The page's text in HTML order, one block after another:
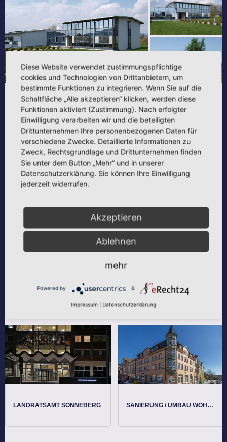
AUFTRAGGEBER FREIANLAGEN
FREIANLAGEN
PRIVAT
NEUBAU
NEUBAU
GEWERBE
PORTFOLIO PRIVATE AUFTRAGGEBER
Projektbezeichnung:Neubau eines Bürogebäudes und einer
Produktionshalle
Kurzbeschreibung:Abbruch / Neubau
Standort:Sonneberg-Hönbach
Datum:2000
Eigenheim, Oberwind
ANDERE REFERENZEN
LANDRATSAMT SONNEBERG SANIERUNG / UMBAU WOHN- UND GESCHÄFTSHAUS
Diese Website verwendet zustimmungspflichtige
cookies und Technologien von Drittanbietern, um
bestimmte Funktionen zu integrieren. Wenn Sie auf die
Schaltfläche „Alle akzeptieren“ klicken, werden diese
Funktionen aktiviert (Zustimmung). Nach erfolgter
Einwilligung verarbeiten wir und die beteiligten
Drittunternehmen Ihre personenbezogenen Daten für
verschiedene Zwecke. Detaillierte Informationen zu
Zweck, Rechtsgrundlage und Drittunternehmen finden
Sie unter dem Button „Mehr“ und in unserer
Datenschutzerklärung. Sie können Ihre Einwilligung
jederzeit widerrufen.
Akzeptieren
Ablehnen
mehr
Powered by &
Impressum Datenschutzerklärung